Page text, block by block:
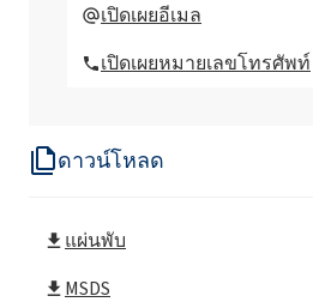
ดาวน์โหลด
แผ่นพับ
MSDS
Superplastyfikator BGP
เปิดเผยอีเมล
เปิดเผยหมายเลขโทรศัพท์